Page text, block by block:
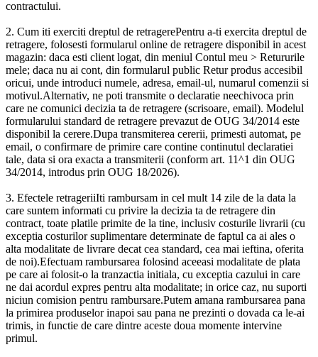
contractului.
2. Cum iti exerciti dreptul de retragerePentru a-ti exercita dreptul de
retragere, folosesti formularul online de retragere disponibil in acest
magazin: daca esti client logat, din meniul Contul meu > Retururile
mele; daca nu ai cont, din formularul public Retur produs accesibil
oricui, unde introduci numele, adresa, email-ul, numarul comenzii si
motivul.Alternativ, ne poti transmite o declaratie neechivoca prin
care ne comunici decizia ta de retragere (scrisoare, email). Modelul
formularului standard de retragere prevazut de OUG 34/2014 este
disponibil la cerere.Dupa transmiterea cererii, primesti automat, pe
email, o confirmare de primire care contine continutul declaratiei
tale, data si ora exacta a transmiterii (conform art. 11^1 din OUG
34/2014, introdus prin OUG 18/2026).
3. Efectele retrageriiIti rambursam in cel mult 14 zile de la data la
care suntem informati cu privire la decizia ta de retragere din
contract, toate platile primite de la tine, inclusiv costurile livrarii (cu
exceptia costurilor suplimentare determinate de faptul ca ai ales o
alta modalitate de livrare decat cea standard, cea mai ieftina, oferita
de noi).Efectuam rambursarea folosind aceeasi modalitate de plata
pe care ai folosit-o la tranzactia initiala, cu exceptia cazului in care
ne dai acordul expres pentru alta modalitate; in orice caz, nu suporti
niciun comision pentru rambursare.Putem amana rambursarea pana
la primirea produselor inapoi sau pana ne prezinti o dovada ca le-ai
trimis, in functie de care dintre aceste doua momente intervine
primul.